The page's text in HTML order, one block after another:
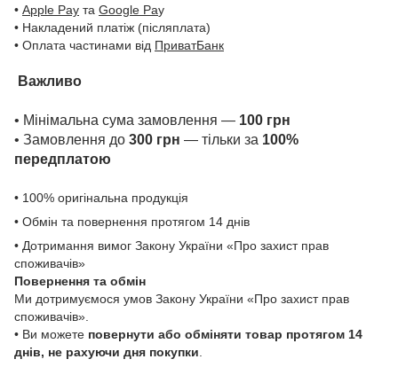
• Apple Pay та Google Pay
• Накладений платіж (післяплата)
• Оплата частинами від ПриватБанк
Важливо
• Мінімальна сума замовлення — 100 грн
• Замовлення до 300 грн — тільки за 100%
передплатою
• 100% оригінальна продукція
• Обмін та повернення протягом 14 днів
• Дотримання вимог Закону України «Про захист прав
споживачів»
Повернення та обмін
Ми дотримуємося умов Закону України «Про захист прав
споживачів».
• Ви можете повернути або обміняти товар протягом 14
днів, не рахуючи дня покупки